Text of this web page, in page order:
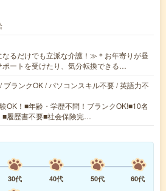
るだけでも立派な介護！≫＊お年寄りが昼
ポートを受けたり、気分転換できる…
ブランクOK / パソコンスキル不要 / 英語力不
OK！■年齢・学歴不問！ブランクOK!■10名
■履歴書不要■社会保険完…
30代 40代 50代
60代